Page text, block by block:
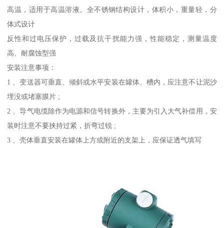
高温，适用于高温溶液。全不锈钢结构设计，体积小，重量轻，分
体式设计
反性和过电压保护，过载及抗干扰能力强，性能稳定，测量温度
高、耐腐蚀型强
安装注意事项：
1 、变送器可垂直、倾斜或水平安装在罐体、槽内，应注意不让泥沙
埋没或堵塞膜片 ;
2 、导气电缆除作为电源和信号转换外，主要为引入大气补偿用，安
装时注意不要挟持过紧，折弯过锐 ;
3 、壳体垂直安装在罐体上方或附近的支架上，应保证透气填写